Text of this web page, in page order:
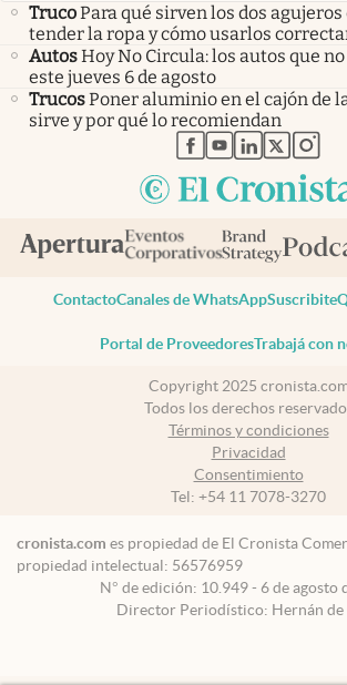
TrucoPara qué sirven los dos
tender la ropa y cómo usarlos
AutosHoy No Circula: los autos que
este jueves 6 de agosto
TrucosPoner aluminio en el cajón de
sirve y por qué lo recomiendan
abre en nueva
abre en nueva
abre en
abre
ContactoCanales de WhatsAppSuscribite
Portal de ProveedoresTrabajá con
Copyright 2025
Todos los derechos
Términos y condiciones
Privacidad
Consentimiento
Tel: +54 11 7078-3270
cronista.com es propiedad de El Cronista
propiedad intelectual: 56576959
N° de edición: 10.949 - 6 de agosto
Director Periodístico: Hernán de